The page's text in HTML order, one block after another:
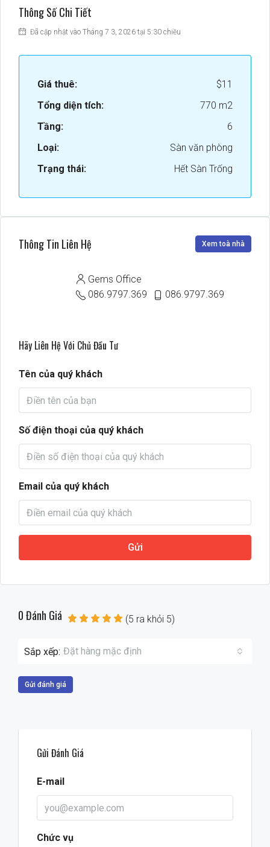
Thông Số Chi Tiết
Đã cập nhật vào Tháng 7 3, 2026 tại 5:30 chiều
Giá thuê:
$11
Tổng diện tích:
770 m2
Tầng:
6
Loại:
Sàn văn phòng
Trạng thái:
Hết Sàn Trống
Thông Tin Liên Hệ Xem toà nhà
Gems Office
086.9797.369
086.9797.369
Hãy Liên Hệ Với Chủ Đầu Tư
Tên của quý khách
Số điện thoại của quý khách
Email của quý khách
Gửi
0 Đánh Giá (5 ra khỏi 5)
Sắp xếp: Đặt hàng mặc định
Gửi đánh giá
Gửi Đánh Giá
E-mail
Chức vụ